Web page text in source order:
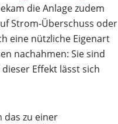
die Anlage zudem
Strom-Überschuss oder
eine nützliche Eigenart
nachahmen: Sie sind
Effekt lässt sich
das zu einer